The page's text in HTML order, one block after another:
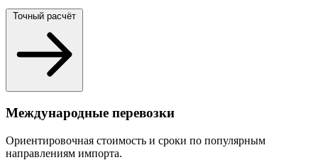
Точный расчёт
Международные перевозки
Ориентировочная стоимость и сроки по популярным
направлениям импорта.